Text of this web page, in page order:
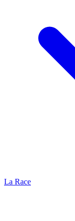
La Race